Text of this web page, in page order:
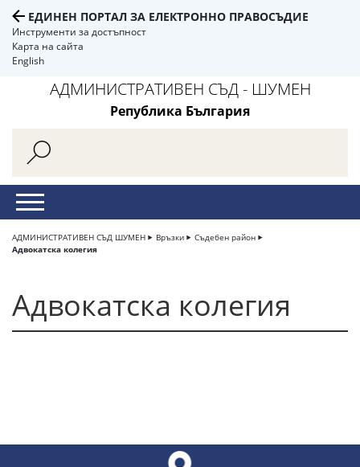
ЕДИНЕН ПОРТАЛ ЗА ЕЛЕКТРОННО ПРАВОСЪДИЕ
Инструменти за достъпност
Карта на сайта
English
АДМИНИСТРАТИВЕН СЪД - ШУМЕН
Република България
АДМИНИСТРАТИВЕН СЪД ШУМЕН Връзки
Съдебен район
Адвокатска колегия
Адвокатска колегия